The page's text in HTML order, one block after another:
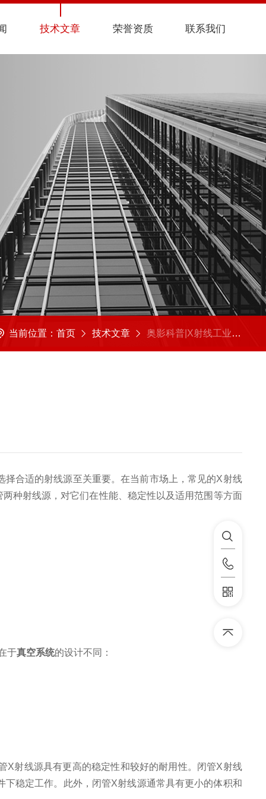
技术文章 荣誉资质 联系我们
当前位置： 首页 技术文章 奥影科普|X射线工业CT的射线源（一）：闭管VS开管
合适的射线源至关重要。在当前市场上，常见的X射线
种射线源，对它们在性能、稳定性以及适用范围等方面
于真空系统的设计不同：
X射线源具有更高的稳定性和较好的耐用性。闭管X射线
稳定工作。此外，闭管X射线源通常具有更小的体积和